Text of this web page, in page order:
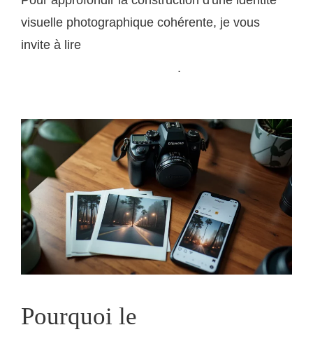
visuelle photographique cohérente, je vous
invite à lire
.
Pourquoi le